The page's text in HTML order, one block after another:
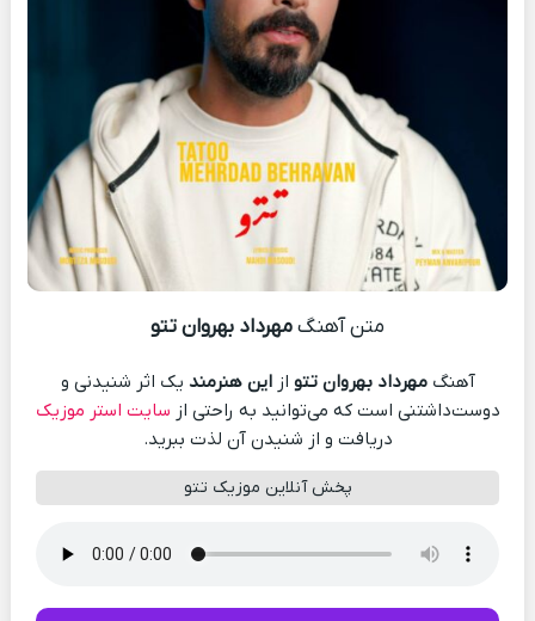
متن آهنگمهرداد بهروان تتو
آهنگمهرداد بهروان تتو ازاین هنرمند یک اثر شنیدنی و
دوست‌داشتنی است که می‌توانید به راحتی از سایت استر موزیک
دریافت و از شنیدن آن لذت ببرید.
پخش آنلاین موزیک تتو